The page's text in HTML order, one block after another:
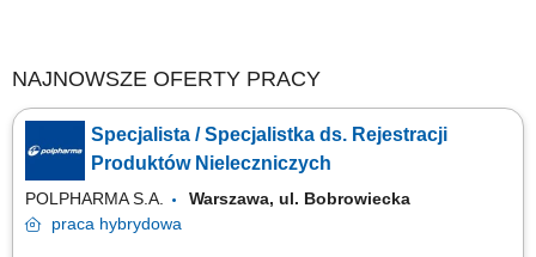
NAJNOWSZE OFERTY PRACY
Specjalista / Specjalistka ds. Rejestracji
Produktów Nieleczniczych
POLPHARMA S.A.
Warszawa, ul. Bobrowiecka
praca hybrydowa